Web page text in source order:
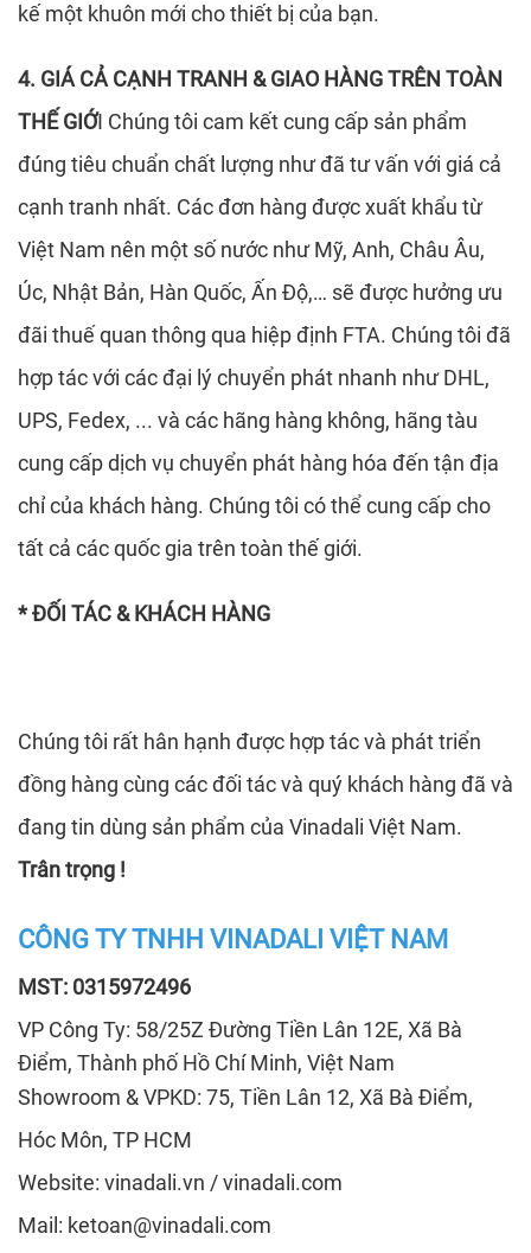
kế một khuôn mới cho thiết bị của bạn.
4. GIÁ CẢ CẠNH TRANH & GIAO HÀNG TRÊN TOÀN
THẾ GIỚI Chúng tôi cam kết cung cấp sản phẩm
đúng tiêu chuẩn chất lượng như đã tư vấn với giá cả
cạnh tranh nhất. Các đơn hàng được xuất khẩu từ
Việt Nam nên một số nước như Mỹ, Anh, Châu Âu,
Úc, Nhật Bản, Hàn Quốc, Ấn Độ,… sẽ được hưởng ưu
đãi thuế quan thông qua hiệp định FTA. Chúng tôi đã
hợp tác với các đại lý chuyển phát nhanh như DHL,
UPS, Fedex, ... và các hãng hàng không, hãng tàu
cung cấp dịch vụ chuyển phát hàng hóa đến tận địa
chỉ của khách hàng. Chúng tôi có thể cung cấp cho
tất cả các quốc gia trên toàn thế giới.
* ĐỐI TÁC & KHÁCH HÀNG
Chúng tôi rất hân hạnh được hợp tác và phát triển
đồng hàng cùng các đối tác và quý khách hàng đã và
đang tin dùng sản phẩm của Vinadali Việt Nam.
Trân trọng !
CÔNG TY TNHH VINADALI VIỆT NAM
MST: 0315972496
VP Công Ty: 58/25Z Đường Tiền Lân 12E, Xã Bà
Điểm, Thành phố Hồ Chí Minh, Việt Nam
Showroom & VPKD: 75, Tiền Lân 12, Xã Bà Điểm,
Hóc Môn, TP HCM
Website: vinadali.vn / vinadali.com
Mail: ketoan@vinadali.com